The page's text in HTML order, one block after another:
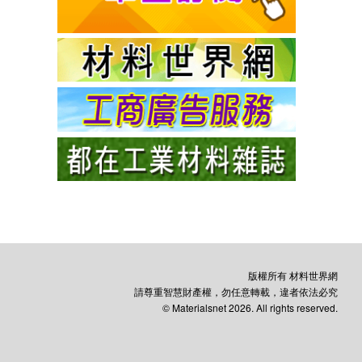
版權所有 材料世界網
請尊重智慧財產權，勿任意轉載，違者依法必究
© Materialsnet 2026. All rights reserved.